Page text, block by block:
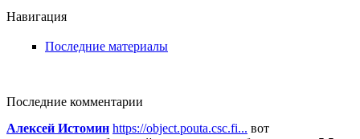
Навигация
Последние материалы
Последние комментарии
Алексей Истомин https://object.pouta.csc.fi... вот